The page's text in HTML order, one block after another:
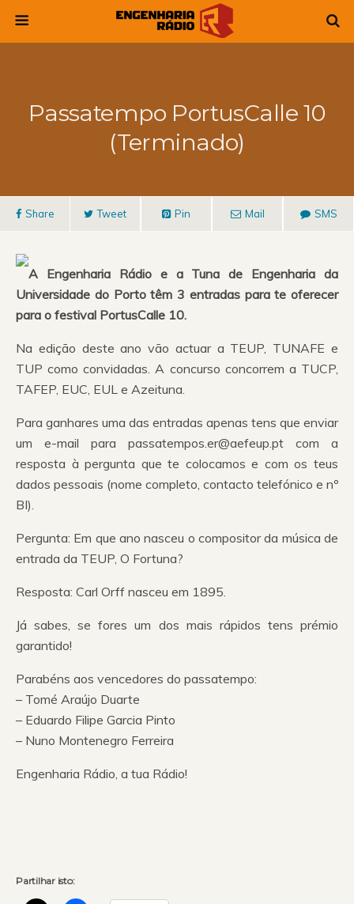
Passatempo PortusCalle 10
(Terminado)
Share Tweet Pin Mail SMS
A Engenharia Rádio e a Tuna de Engenharia da
Universidade do Porto têm 3 entradas para te oferecer
para o festival PortusCalle 10.
Na edição deste ano vão actuar a TEUP, TUNAFE e
TUP como convidadas. A concurso concorrem a TUCP,
TAFEP, EUC, EUL e Azeituna.
Para ganhares uma das entradas apenas tens que enviar
um e-mail para passatempos.er@aefeup.pt com a
resposta à pergunta que te colocamos e com os teus
dados pessoais (nome completo, contacto telefónico e nº
BI).
Pergunta: Em que ano nasceu o compositor da música de
entrada da TEUP, O Fortuna?
Resposta: Carl Orff nasceu em 1895.
Já sabes, se fores um dos mais rápidos tens prémio
garantido!
Parabéns aos vencedores do passatempo:
– Tomé Araújo Duarte
– Eduardo Filipe Garcia Pinto
– Nuno Montenegro Ferreira
Engenharia Rádio, a tua Rádio!
Partilhar isto: